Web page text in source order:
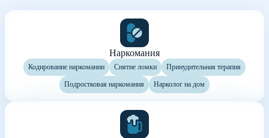
Наркомания
Кодирование наркомании Снятие ломки Принудительная терапия
Подростковая наркомания Нарколог на дом